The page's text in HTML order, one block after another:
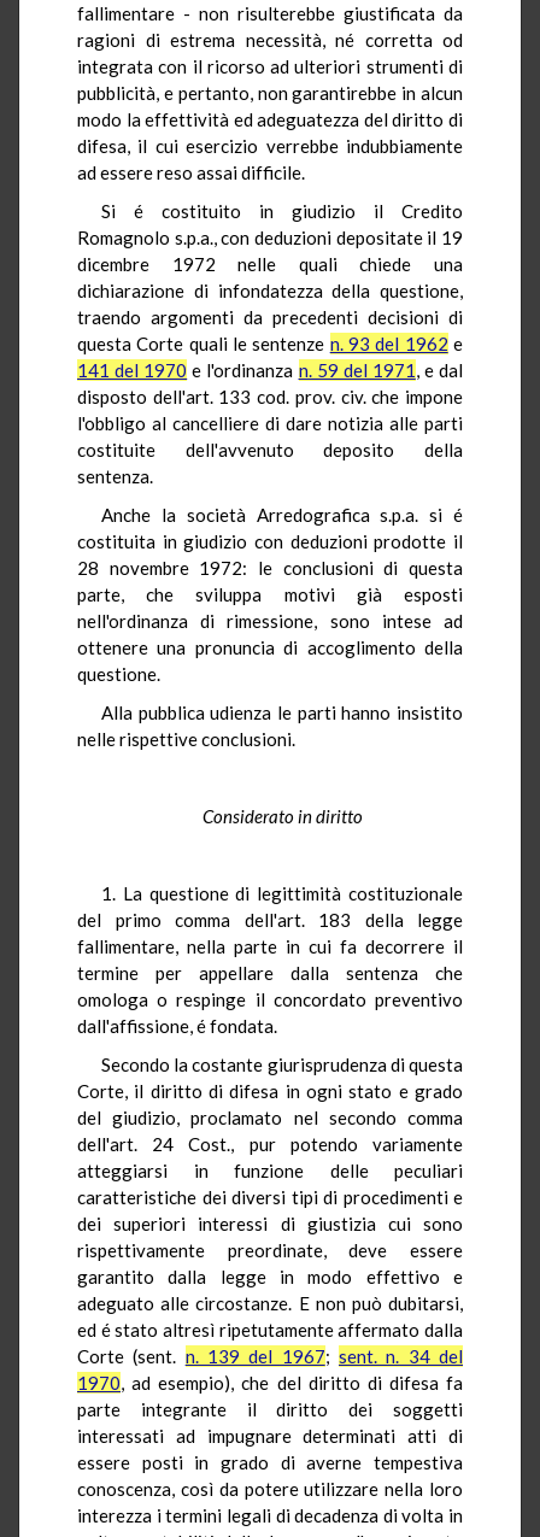
fallimentare - non risulterebbe giustificata da
ragioni di estrema necessità, né corretta od
integrata con il ricorso ad ulteriori strumenti di
pubblicità, e pertanto, non garantirebbe in alcun
modo la effettività ed adeguatezza del diritto di
difesa, il cui esercizio verrebbe indubbiamente
ad essere reso assai difficile.
Si é costituito in giudizio il Credito
Romagnolo s.p.a., con deduzioni depositate il 19
dicembre 1972 nelle quali chiede una
dichiarazione di infondatezza della questione,
traendo argomenti da precedenti decisioni di
questa Corte quali le sentenze n. 93 del 1962 e
141 del 1970 e l'ordinanza n. 59 del 1971, e dal
disposto dell'art. 133 cod. prov. civ. che impone
l'obbligo al cancelliere di dare notizia alle parti
costituite dell'avvenuto deposito della
sentenza.
Anche la società Arredografica s.p.a. si é
costituita in giudizio con deduzioni prodotte il
28 novembre 1972: le conclusioni di questa
parte, che sviluppa motivi già esposti
nell'ordinanza di rimessione, sono intese ad
ottenere una pronuncia di accoglimento della
questione.
Alla pubblica udienza le parti hanno insistito
nelle rispettive conclusioni.
Considerato in diritto
1. La questione di legittimità costituzionale
del primo comma dell'art. 183 della legge
fallimentare, nella parte in cui fa decorrere il
termine per appellare dalla sentenza che
omologa o respinge il concordato preventivo
dall'affissione, é fondata.
Secondo la costante giurisprudenza di questa
Corte, il diritto di difesa in ogni stato e grado
del giudizio, proclamato nel secondo comma
dell'art. 24 Cost., pur potendo variamente
atteggiarsi in funzione delle peculiari
caratteristiche dei diversi tipi di procedimenti e
dei superiori interessi di giustizia cui sono
rispettivamente preordinate, deve essere
garantito dalla legge in modo effettivo e
adeguato alle circostanze. E non può dubitarsi,
ed é stato altresì ripetutamente affermato dalla
Corte (sent. n. 139 del 1967;sent. n. 34 del
1970, ad esempio), che del diritto di difesa fa
parte integrante il diritto dei soggetti
interessati ad impugnare determinati atti di
essere posti in grado di averne tempestiva
conoscenza, così da potere utilizzare nella loro
interezza i termini legali di decadenza di volta in